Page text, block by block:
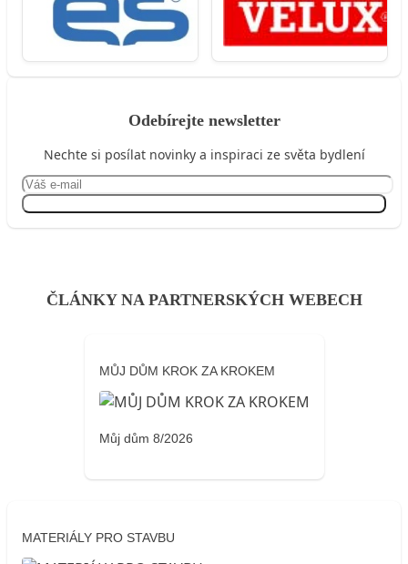
Odebírejte newsletter
Nechte si posílat novinky a inspiraci ze světa bydlení
ČLÁNKY NA PARTNERSKÝCH WEBECH
MŮJ DŮM KROK ZA KROKEM
Můj dům 8/2026
MATERIÁLY PRO STAVBU